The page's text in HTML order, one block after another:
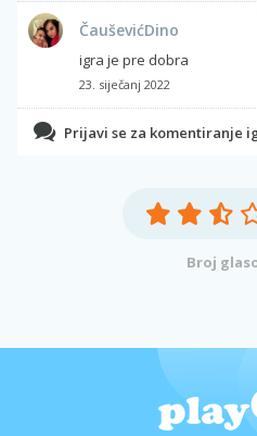
ČauševićDino
igra je pre dobra
23. siječanj 2022
Prijavi se za komentiranje
Broj